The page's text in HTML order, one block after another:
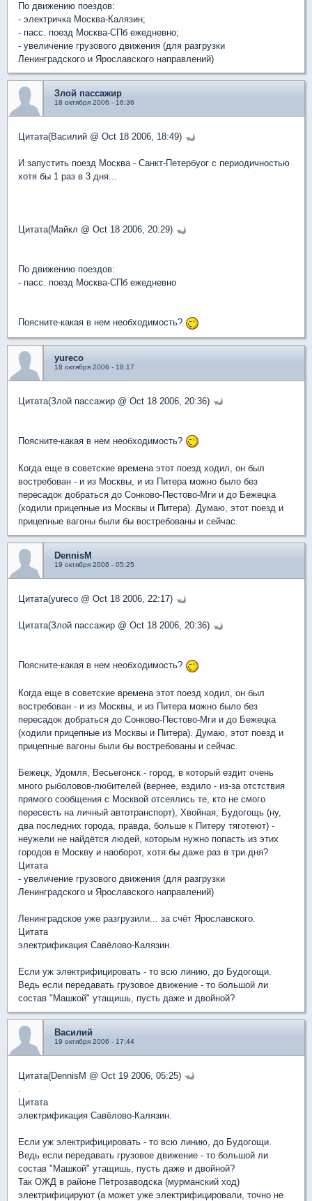
По движению поездов:
- электричка Москва-Калязин;
- пасс. поезд Москва-СПб ежедневно;
- увеличение грузового движения (для разгрузки
Ленинградского и Ярославского направлений)
Злой пассажир
18 октября 2006 - 16:36
Цитата(Василий @ Oct 18 2006, 18:49)
И запустить поезд Москва - Санкт-Петербуог с периодичностью
хотя бы 1 раз в 3 дня...
Цитата(Майкл @ Oct 18 2006, 20:29)
По движению поездов:
- пасс. поезд Москва-СПб ежедневно
Поясните-какая в нем необходимость?
yureco
18 октября 2006 - 18:17
Цитата(Злой пассажир @ Oct 18 2006, 20:36)
Поясните-какая в нем необходимость?
Когда еще в советские времена этот поезд ходил, он был
востребован - и из Москвы, и из Питера можно было без
пересадок добраться до Сонково-Пестово-Мги и до Бежецка
(ходили прицепные из Москвы и Питера). Думаю, этот поезд и
прицепные вагоны были бы востребованы и сейчас.
DennisM
19 октября 2006 - 05:25
Цитата(yureco @ Oct 18 2006, 22:17)
Цитата(Злой пассажир @ Oct 18 2006, 20:36)
Поясните-какая в нем необходимость?
Когда еще в советские времена этот поезд ходил, он был
востребован - и из Москвы, и из Питера можно было без
пересадок добраться до Сонково-Пестово-Мги и до Бежецка
(ходили прицепные из Москвы и Питера). Думаю, этот поезд и
прицепные вагоны были бы востребованы и сейчас.
Бежецк, Удомля, Весьегонск - город, в который ездит очень
много рыболовов-любителей (вернее, ездило - из-за отстствия
прямого сообщения с Москвой отсеялись те, кто не смого
пересесть на личный автотранспорт), Хвойная, Будогощь (ну,
два последних города, правда, больше к Питеру тяготеют) -
неужели не найдётся людей, которым нужно попасть из этих
городов в Москву и наоборот, хотя бы даже раз в три дня?
Цитата
- увеличение грузового движения (для разгрузки
Ленинградского и Ярославского направлений)
Ленинградское уже разгрузили... за счёт Ярославского.
Цитата
электрификация Савёлово-Калязин.
Если уж электрифицировать - то всю линию, до Будогощи.
Ведь если передавать грузовое движение - то большой ли
состав "Машкой" утащишь, пусть даже и двойной?
Василий
19 октября 2006 - 17:44
Цитата(DennisM @ Oct 19 2006, 05:25)
Цитата
электрификация Савёлово-Калязин.
Если уж электрифицировать - то всю линию, до Будогощи.
Ведь если передавать грузовое движение - то большой ли
состав "Машкой" утащишь, пусть даже и двойной?
Так ОЖД в районе Петрозаводска (мурманский ход)
электрифицируют (а может уже электрифицировали, точно не